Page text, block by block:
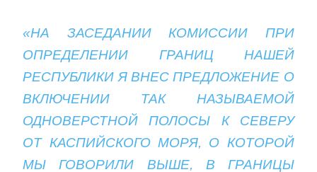
«НА ЗАСЕДАНИИ КОМИССИИ ПРИ
ОПРЕДЕЛЕНИИ ГРАНИЦ НАШЕЙ
РЕСПУБЛИКИ Я ВНЕС ПРЕДЛОЖЕНИЕ О
ВКЛЮЧЕНИИ ТАК НАЗЫВАЕМОЙ
ОДНОВЕРСТНОЙ ПОЛОСЫ К СЕВЕРУ
ОТ КАСПИЙСКОГО МОРЯ, О КОТОРОЙ
МЫ ГОВОРИЛИ ВЫШЕ, В ГРАНИЦЫ